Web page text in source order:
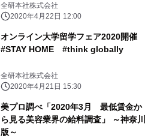
全研本社株式会社
2020年4月22日 12:00
オンライン大学留学フェア2020開催
#STAY HOME #think globally
全研本社株式会社
2020年4月21日 15:30
美プロ調べ「2020年3月 最低賃金か
ら見る美容業界の給料調査」 ～神奈川
版～